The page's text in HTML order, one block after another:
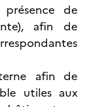
de
afin de
afin de
utiles aux